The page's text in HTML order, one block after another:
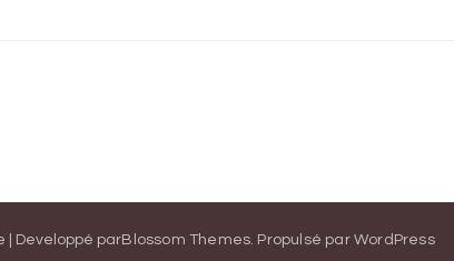
| Developpé parBlossom Themes. Propulsé parWordPress